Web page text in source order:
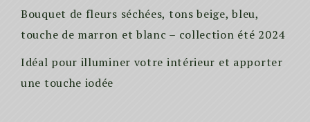
Bouquet de fleurs séchées, tons beige, bleu,
touche de marron et blanc – collection été 2024
Idéal pour illuminer votre intérieur et apporter
une touche iodée